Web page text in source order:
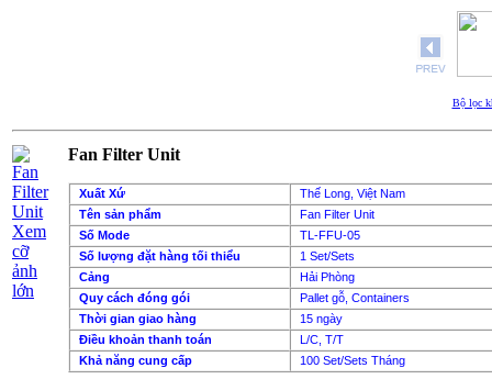
Bộ lọc
Xem
cỡ
ảnh
lớn
Fan Filter Unit
Xuất Xứ
Thế Long, Việt Nam
Tên sản phẩm
Fan Filter Unit
Số Mode
TL-FFU-05
Số lượng đặt hàng tối thiểu
1 Set/Sets
Cảng
Hải Phòng
Quy cách đóng gói
Pallet gỗ, Containers
Thời gian giao hàng
15 ngày
Điều khoản thanh toán
L/C, T/T
Khả năng cung cấp
100 Set/Sets Tháng